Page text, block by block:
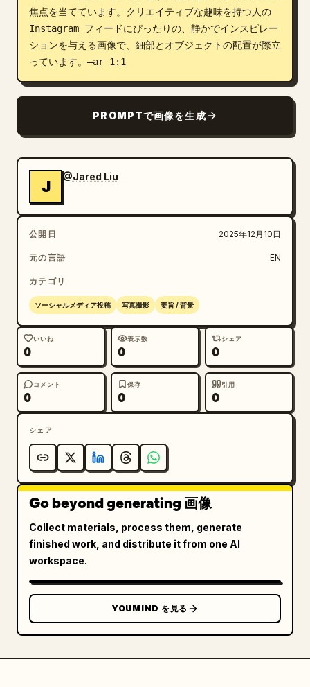
焦点を当てています。クリエイティブな趣味を持つ人の
Instagram フィードにぴったりの、静かでインスピレー
ションを与える画像で、細部とオブジェクトの配置が際立
っています。–ar 1:1
PROMPTで画像を生成
J
@Jared Liu
公開日 2025年12月10日
元の言語 EN
カテゴリ
ソーシャルメディア投稿 写真撮影 要旨 / 背景
いいね
0
表示数
0
シェア
0
コメント
0
保存
0
引用
0
シェア
Go beyond generating 画像
Collect materials, process them, generate
finished work, and distribute it from one AI
workspace.
YOUMIND を見る